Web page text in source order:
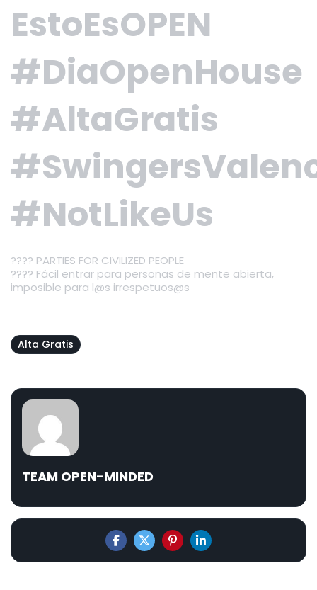
EstoEsOPEN
#DiaOpenHouse
#AltaGratis
#NotLikeUs
???? PARTIES FOR CIVILIZED PEOPLE
???? Fácil entrar para personas de mente abierta,
imposible para l@s irrespetuos@s
Alta Gratis
TEAM OPEN-MINDED